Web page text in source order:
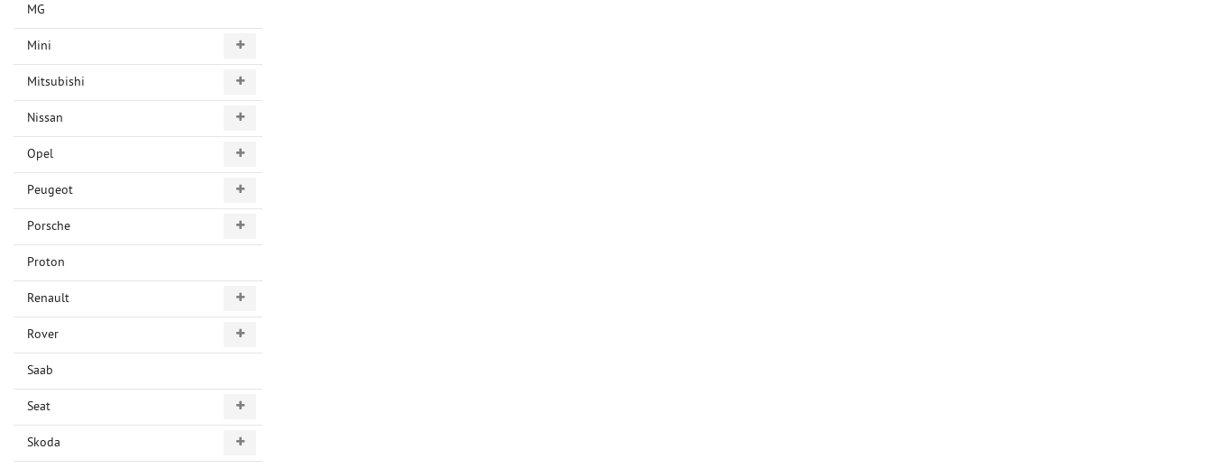
MG
Mini
Mitsubishi
Nissan
Opel
Peugeot
Porsche
Proton
Renault
Rover
Saab
Seat
Skoda